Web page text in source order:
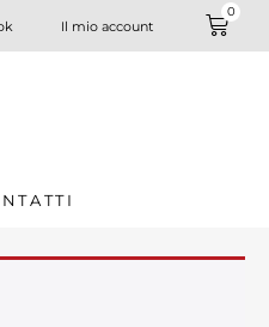
Il mio account
0